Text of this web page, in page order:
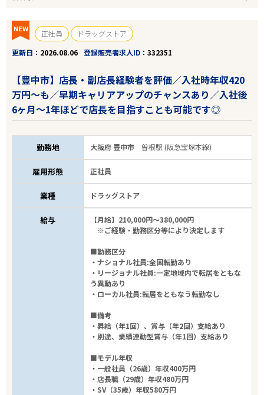
NEW 正社員
ドラッグストア
更新日
2026.08.06 登録販売者求人ID 332351
【豊中市】店長・副店長経験者を評価／入社時年収420
万円～も／早期キャリアアップのチャンスあり／入社後
6ヶ月～1年ほどで店長を目指すことも可能です◎
勤務地 大阪府 豊中市 曽根駅 (阪急宝塚本線)
雇用形態 正社員
業種 ドラッグストア
給与
【月給】210,000円～380,000円
※ご経験・勤務区分等により決定します
■勤務区分
・ナショナル社員:全国転勤あり
・リージョナル社員:一定地域内で転居をともな
う異動あり
・ローカル社員:転居をともなう転勤なし
■備考
・昇給（年1回）、賞与（年2回）支給あり
・別途、業績連動型賞与（年1回）支給あり
■モデル年収
・一般社員（26歳）年収400万円
・店長職（29歳）年収480万円
・SV（35歳）年収580万円